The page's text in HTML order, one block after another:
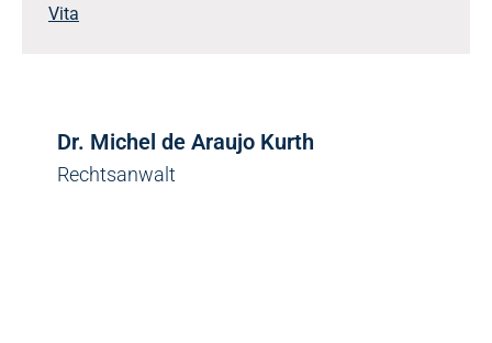
Vita
Dr. Michel de Araujo Kurth
Rechtsanwalt